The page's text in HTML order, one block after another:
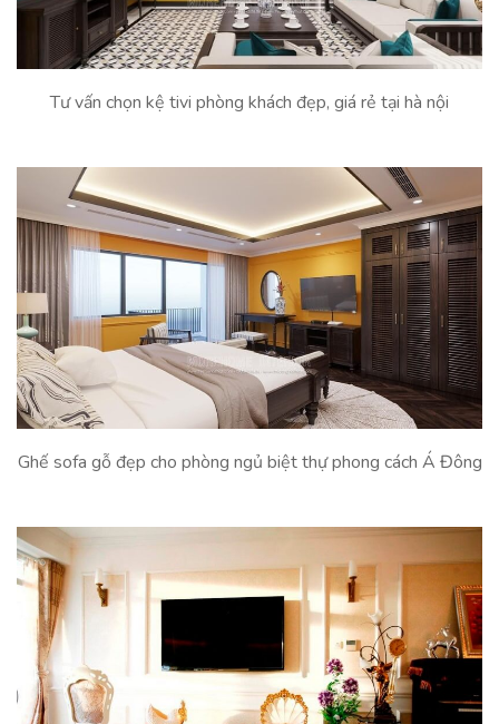
Tư vấn chọn kệ tivi phòng khách đẹp, giá rẻ tại hà nội
Ghế sofa gỗ đẹp cho phòng ngủ biệt thự phong cách Á Đông